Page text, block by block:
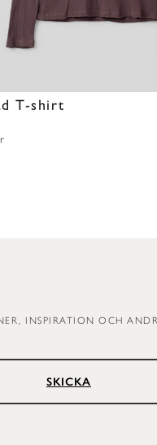
T-shirt
INSPIRATION OCH
SKICKA